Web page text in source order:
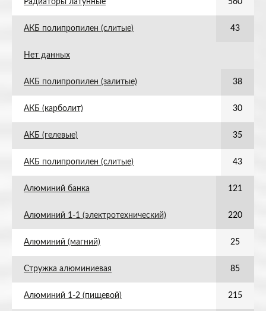
Радиаторы латунные 560
АКБ полипропилен (слитые) 43
Нет данных
АКБ полипропилен (залитые) 38
АКБ (карболит) 30
АКБ (гелевые) 35
АКБ полипропилен (слитые) 43
Алюминий банка 121
Алюминий 1-1 (электротехнический) 220
Алюминий (магний) 25
Стружка алюминиевая 85
Алюминий 1-2 (пищевой) 215